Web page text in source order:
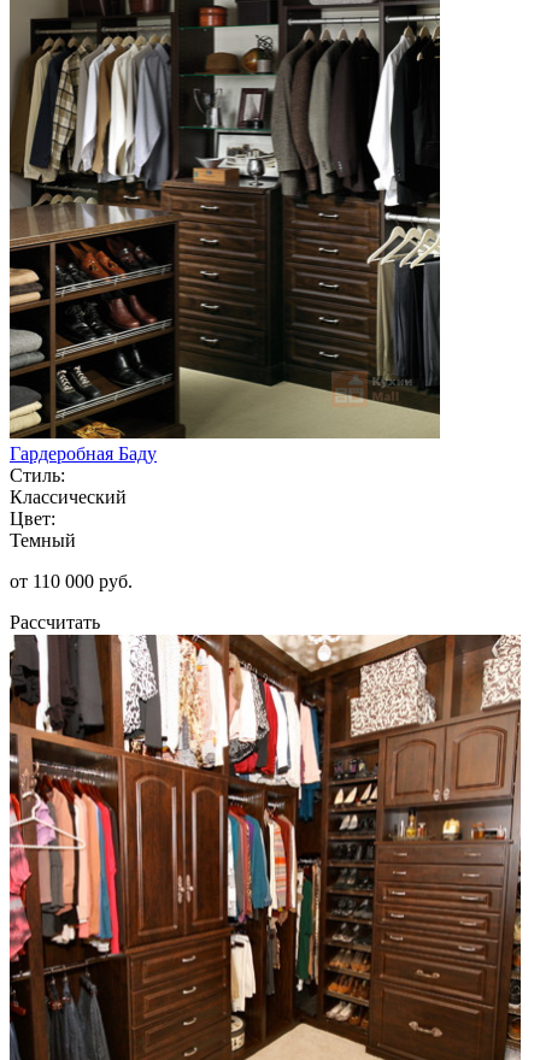
Гардеробная Баду
Стиль:
Классический
Цвет:
Темный
от 110 000 руб.
Рассчитать